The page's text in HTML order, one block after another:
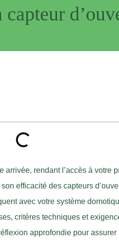
arrivée, rendant l’accès à votre
efficacité des capteurs
avec votre système
critères techniques et
approfondie pour